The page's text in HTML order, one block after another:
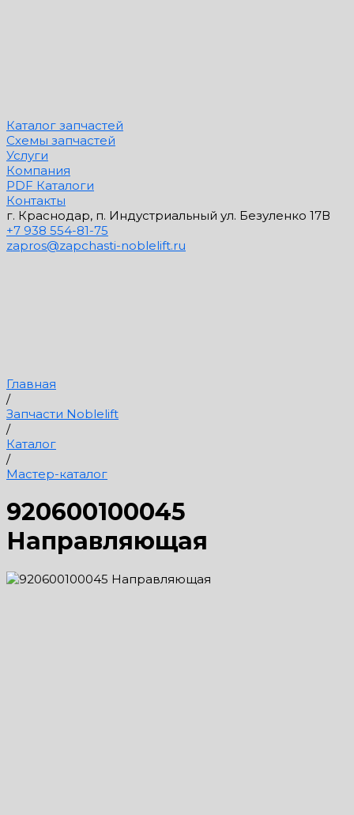
Каталог запчастей
Схемы запчастей
Услуги
Компания
PDF Каталоги
Контакты
г. Краснодар, п. Индустриальный ул. Безуленко 17В
+7 938 554-81-75
zapros@zapchasti-noblelift.ru
Главная
/
Запчасти Noblelift
/
Каталог
/
Мастер-каталог
920600100045
Направляющая